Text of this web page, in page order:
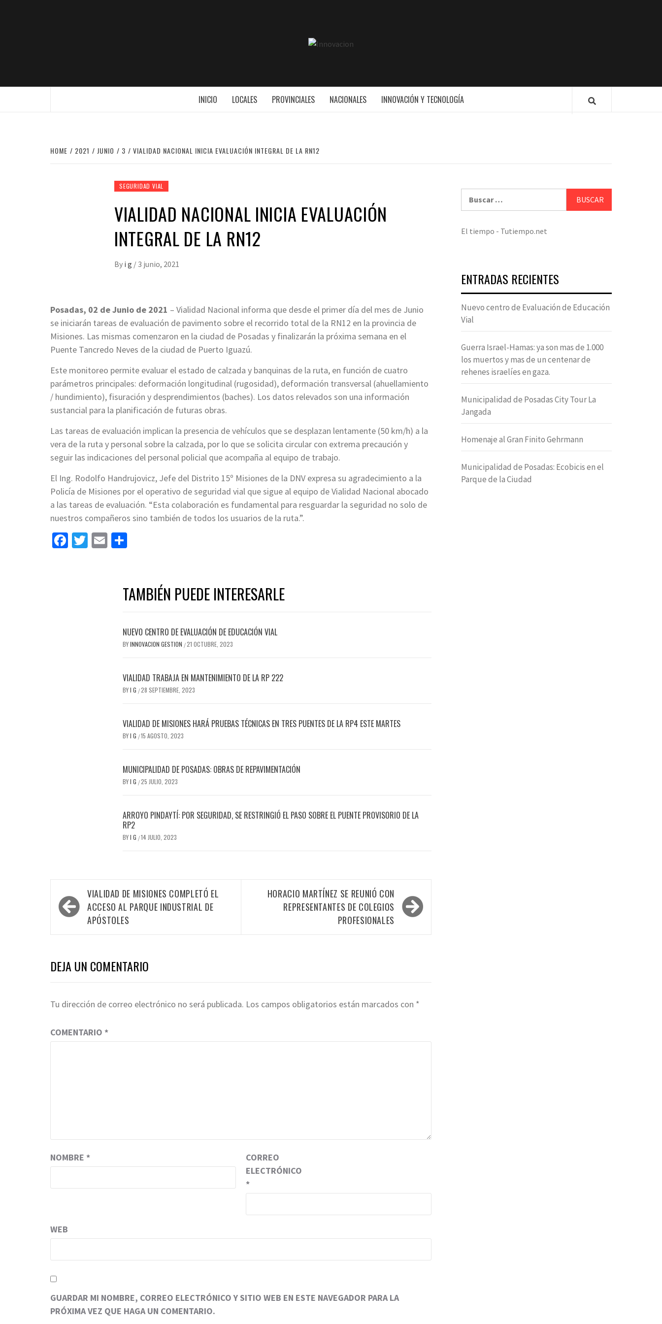
INICIO LOCALES PROVINCIALES NACIONALES INNOVACIÓN Y TECNOLOGÍA
HOME 2021 JUNIO 3 VIALIDAD NACIONAL INICIA EVALUACIÓN INTEGRAL DE LA RN12
SEGURIDAD VIAL
VIALIDAD NACIONAL INICIA EVALUACIÓN
INTEGRAL DE LA RN12
By i g / 3 junio, 2021
Posadas, 02 de Junio de 2021 – Vialidad Nacional informa que desde el primer día del mes de Junio
se iniciarán tareas de evaluación de pavimento sobre el recorrido total de la RN12 en la provincia de
Misiones. Las mismas comenzaron en la ciudad de Posadas y finalizarán la próxima semana en el
Puente Tancredo Neves de la ciudad de Puerto Iguazú.
Este monitoreo permite evaluar el estado de calzada y banquinas de la ruta, en función de cuatro
parámetros principales: deformación longitudinal (rugosidad), deformación transversal (ahuellamiento
/ hundimiento), fisuración y desprendimientos (baches). Los datos relevados son una información
sustancial para la planificación de futuras obras.
Las tareas de evaluación implican la presencia de vehículos que se desplazan lentamente (50 km/h) a la
vera de la ruta y personal sobre la calzada, por lo que se solicita circular con extrema precaución y
seguir las indicaciones del personal policial que acompaña al equipo de trabajo.
El Ing. Rodolfo Handrujovicz, Jefe del Distrito 15º Misiones de la DNV expresa su agradecimiento a la
Policía de Misiones por el operativo de seguridad vial que sigue al equipo de Vialidad Nacional abocado
a las tareas de evaluación. “Esta colaboración es fundamental para resguardar la seguridad no solo de
nuestros compañeros sino también de todos los usuarios de la ruta.”.
Facebook
Twitter
Email
TAMBIÉN PUEDE INTERESARLE
NUEVO CENTRO DE EVALUACIÓN DE EDUCACIÓN VIAL
BYINNOVACION GESTION /21 OCTUBRE, 2023
VIALIDAD TRABAJA EN MANTENIMIENTO DE LA RP 222
BYI G /28 SEPTIEMBRE, 2023
VIALIDAD DE MISIONES HARÁ PRUEBAS TÉCNICAS EN TRES PUENTES DE LA RP4 ESTE MARTES
BYI G /15 AGOSTO, 2023
MUNICIPALIDAD DE POSADAS: OBRAS DE REPAVIMENTACIÓN
BYI G /25 JULIO, 2023
ARROYO PINDAYTÍ: POR SEGURIDAD, SE RESTRINGIÓ EL PASO SOBRE EL PUENTE PROVISORIO DE LA
RP2
BYI G /14 JULIO, 2023
Navegación
de
entradas
VIALIDAD DE MISIONES COMPLETÓ EL
ACCESO AL PARQUE INDUSTRIAL DE
APÓSTOLES
HORACIO MARTÍNEZ SE REUNIÓ CON
REPRESENTANTES DE COLEGIOS
PROFESIONALES
DEJA UN COMENTARIO
Tu dirección de correo electrónico no será publicada. Los campos obligatorios están marcados con *
COMENTARIO *
NOMBRE *
CORREO
ELECTRÓNICO
*
WEB
GUARDAR MI NOMBRE, CORREO ELECTRÓNICO Y SITIO WEB EN ESTE NAVEGADOR PARA LA
PRÓXIMA VEZ QUE HAGA UN COMENTARIO.
El tiempo - Tutiempo.net
ENTRADAS RECIENTES
Nuevo centro de Evaluación de Educación
Vial
Guerra Israel-Hamas: ya son mas de 1.000
los muertos y mas de un centenar de
rehenes israelíes en gaza.
Municipalidad de Posadas City Tour La
Jangada
Homenaje al Gran Finito Gehrmann
Municipalidad de Posadas: Ecobicis en el
Parque de la Ciudad